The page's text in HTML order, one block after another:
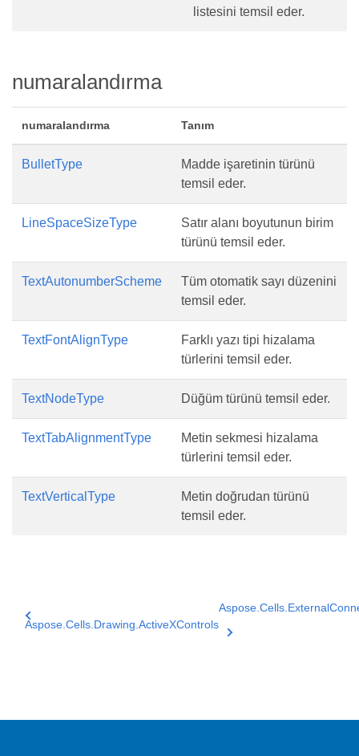
listesini temsil eder.
numaralandırma
numaralandırma Tanım
BulletType
Madde işaretinin türünü
temsil eder.
LineSpaceSizeType
Satır alanı boyutunun birim
türünü temsil eder.
TextAutonumberScheme
Tüm otomatik sayı düzenini
temsil eder.
TextFontAlignType
Farklı yazı tipi hizalama
türlerini temsil eder.
TextNodeType Düğüm türünü temsil eder.
TextTabAlignmentType
Metin sekmesi hizalama
türlerini temsil eder.
TextVerticalType
Metin doğrudan türünü
temsil eder.
Aspose.Cells.Drawing.ActiveXControls